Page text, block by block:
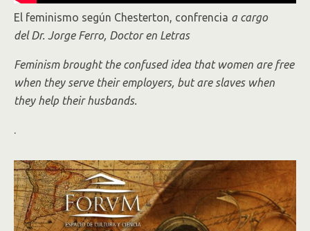
El feminismo según Chesterton, confrencia a cargo
del Dr. Jorge Ferro, Doctor en Letras
Feminism brought the confused idea that women are free
when they serve their employers, but are slaves when
they help their husbands.
.